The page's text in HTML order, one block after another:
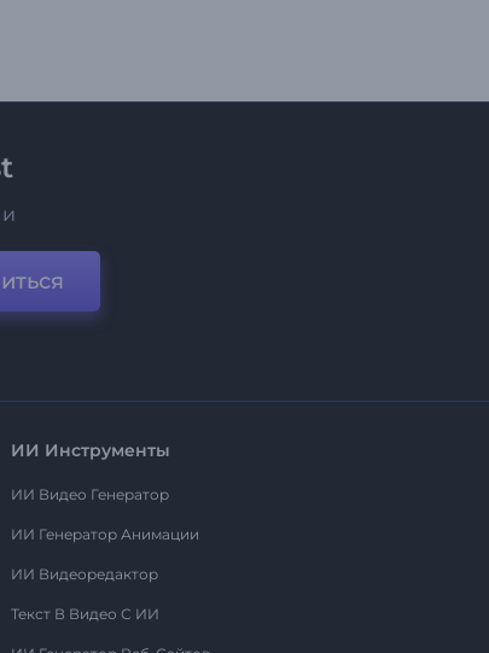
ИИ Инструменты
ИИ Видео Генератор
ИИ Генератор Анимации
ИИ Видеоредактор
Текст В Видео С ИИ